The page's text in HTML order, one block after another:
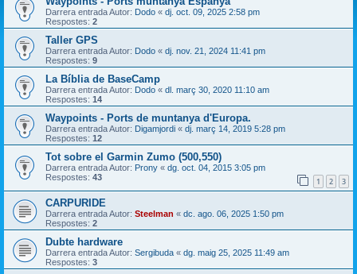
Darrera entrada Autor: Dodo « dj. oct. 09, 2025 2:58 pm
Respostes: 2
Taller GPS
Darrera entrada Autor: Dodo « dj. nov. 21, 2024 11:41 pm
Respostes: 9
La Bíblia de BaseCamp
Darrera entrada Autor: Dodo « dl. març 30, 2020 11:10 am
Respostes: 14
Waypoints - Ports de muntanya d'Europa.
Darrera entrada Autor: Digamjordi « dj. març 14, 2019 5:28 pm
Respostes: 12
Tot sobre el Garmin Zumo (500,550)
Darrera entrada Autor: Prony « dg. oct. 04, 2015 3:05 pm
Respostes: 43 1 2 3
CARPURIDE
Darrera entrada Autor: Steelman « dc. ago. 06, 2025 1:50 pm
Respostes: 2
Dubte hardware
Darrera entrada Autor: Sergibuda « dg. maig 25, 2025 11:49 am
Respostes: 3